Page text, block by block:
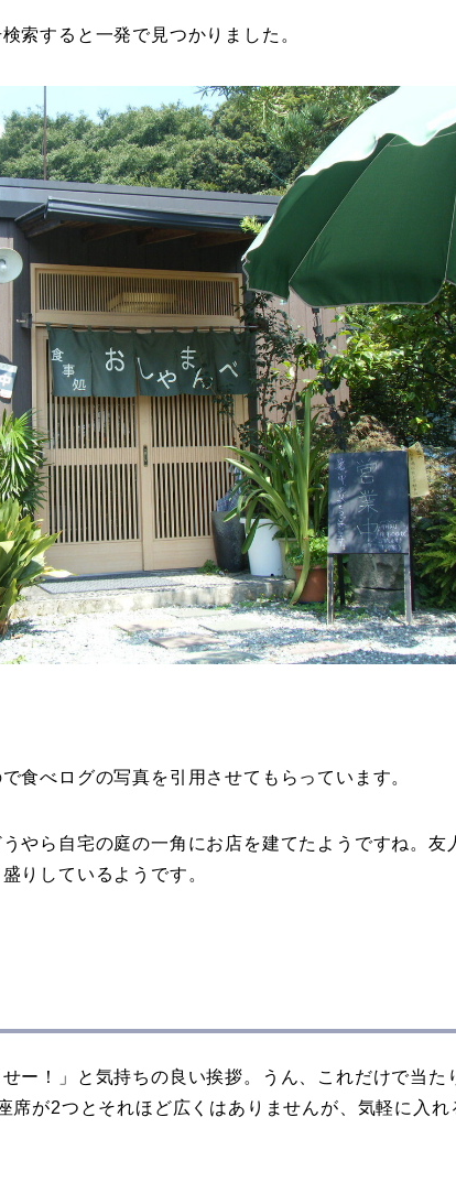
索すると一発で見つかりました。
食べログの写真を引用させてもらっています。
やら自宅の庭の一角にお店を建てたようですね。友
りしているようです。
ー！」と気持ちの良い挨拶。うん、これだけで当た
席が2つとそれほど広くはありませんが、気軽に入れ